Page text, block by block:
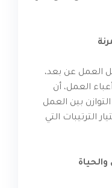
العمل عن بعد،
العمل، أن
بين العمل
الترتيبات التي